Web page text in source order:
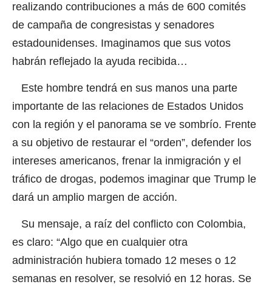
realizando contribuciones a más de 600 comités
de campaña de congresistas y senadores
estadounidenses. Imaginamos que sus votos
habrán reflejado la ayuda recibida…
Este hombre tendrá en sus manos una parte
importante de las relaciones de Estados Unidos
con la región y el panorama se ve sombrío. Frente
a su objetivo de restaurar el “orden”, defender los
intereses americanos, frenar la inmigración y el
tráfico de drogas, podemos imaginar que Trump le
dará un amplio margen de acción.
Su mensaje, a raíz del conflicto con Colombia,
es claro: “Algo que en cualquier otra
administración hubiera tomado 12 meses o 12
semanas en resolver, se resolvió en 12 horas. Se